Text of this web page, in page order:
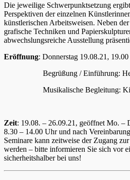
Die jeweilige Schwerpunktsetzung
Perspektiven der einzelnen
künstlerischen Arbeitsweisen. Neben
grafische Techniken und
abwechslungsreiche Ausstellung
Eröffnung: Donnerstag 19.08.21,
Begrüßung / Einführung:
Musikalische Begleitung:
Zeit: 19.08. – 26.09.21, geöffnet Mo. –
8.30 – 14.00 Uhr und nach
Seminare kann zeitweise der Zugang
werden – bitte informieren Sie sich vor
sicherheitshalber bei uns!